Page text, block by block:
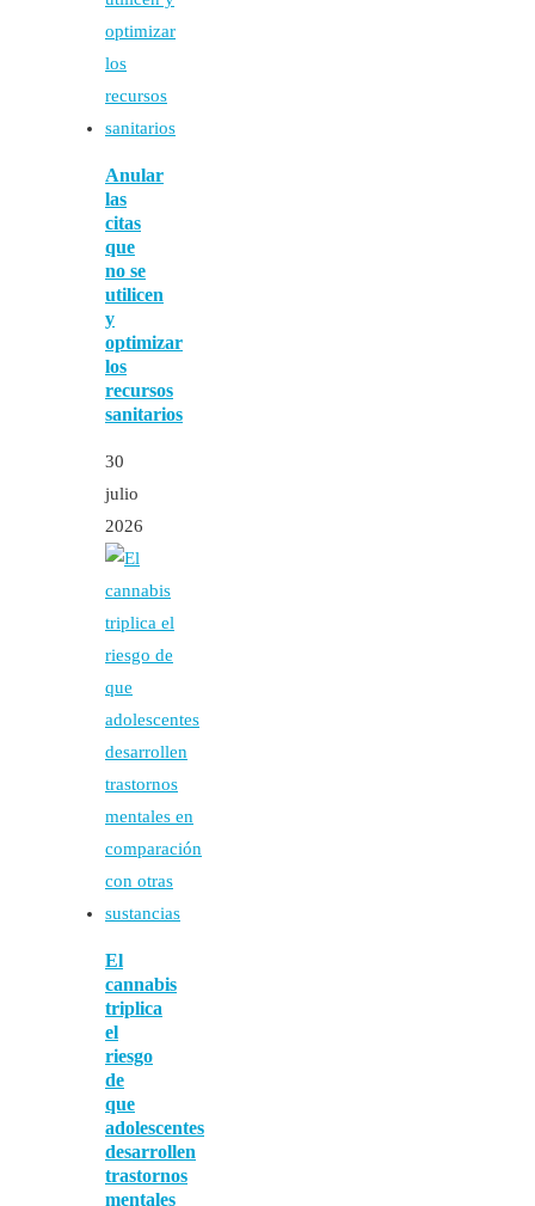
Anular
las
citas
que
no se
utilicen
y
optimizar
los
recursos
sanitarios
30
julio
2026
El
cannabis
triplica
el
riesgo
de
que
adolescentes
desarrollen
trastornos
mentales